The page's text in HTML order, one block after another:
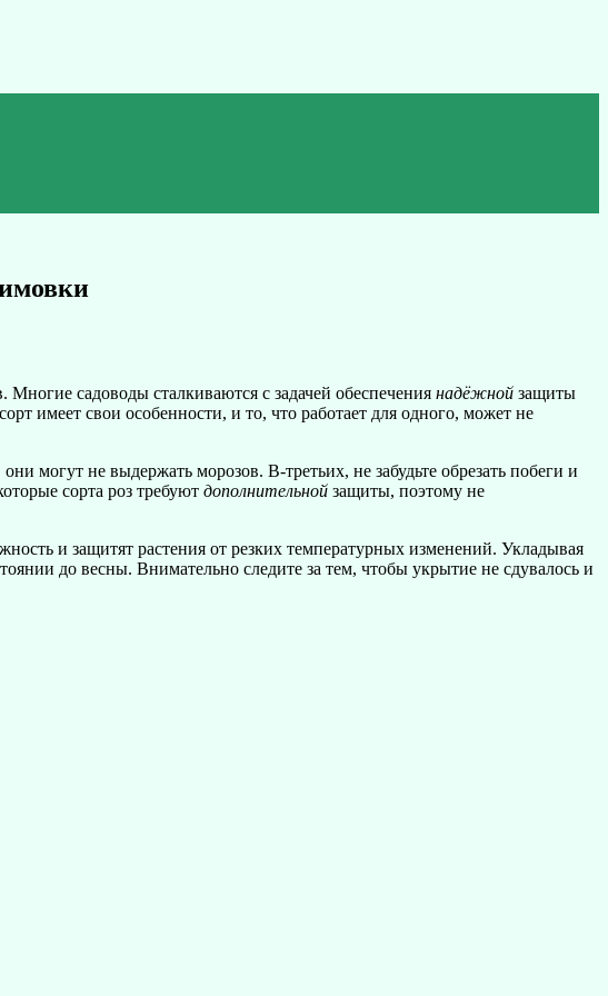
Многие садоводы сталкиваются с задачей обеспечения надёжной защиты
имеет свои особенности, и то, что работает для одного, может не
могут не выдержать морозов. В-третьих, не забудьте обрезать побеги и
сорта роз требуют дополнительной защиты, поэтому не
и защитят растения от резких температурных изменений. Укладывая
до весны. Внимательно следите за тем, чтобы укрытие не сдувалось и